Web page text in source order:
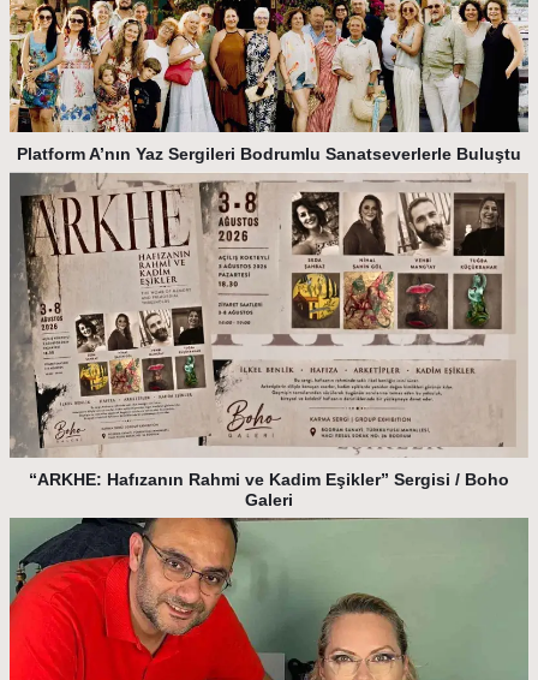
Platform A’nın Yaz Sergileri Bodrumlu Sanatseverlerle Buluştu
“ARKHE: Hafızanın Rahmi ve Kadim Eşikler” Sergisi / Boho
Galeri